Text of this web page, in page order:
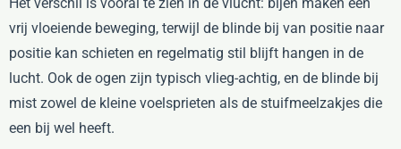
vrij vloeiende beweging, terwijl de blinde bij van positie naar
positie kan schieten en regelmatig stil blijft hangen in de
lucht. Ook de ogen zijn typisch vlieg-achtig, en de blinde bij
mist zowel de kleine voelsprieten als de stuifmeelzakjes die
een bij wel heeft.